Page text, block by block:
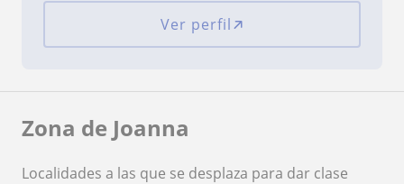
Ver perfil
Zona de Joanna
Localidades a las que se desplaza para dar clase